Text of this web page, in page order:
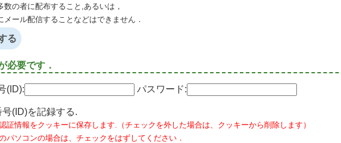
数の者に配布すること,あるいは，
メール配信することなどはできません．
る
必要です．
(ID): パスワード:
(ID)を記録する.
証情報をクッキーに保存します.（チェックを外した場合は、クッキーから削除します）
パソコンの場合は、チェックをはずしてください．